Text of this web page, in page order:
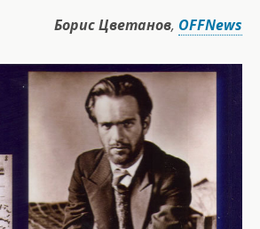
Борис Цветанов, OFFNews